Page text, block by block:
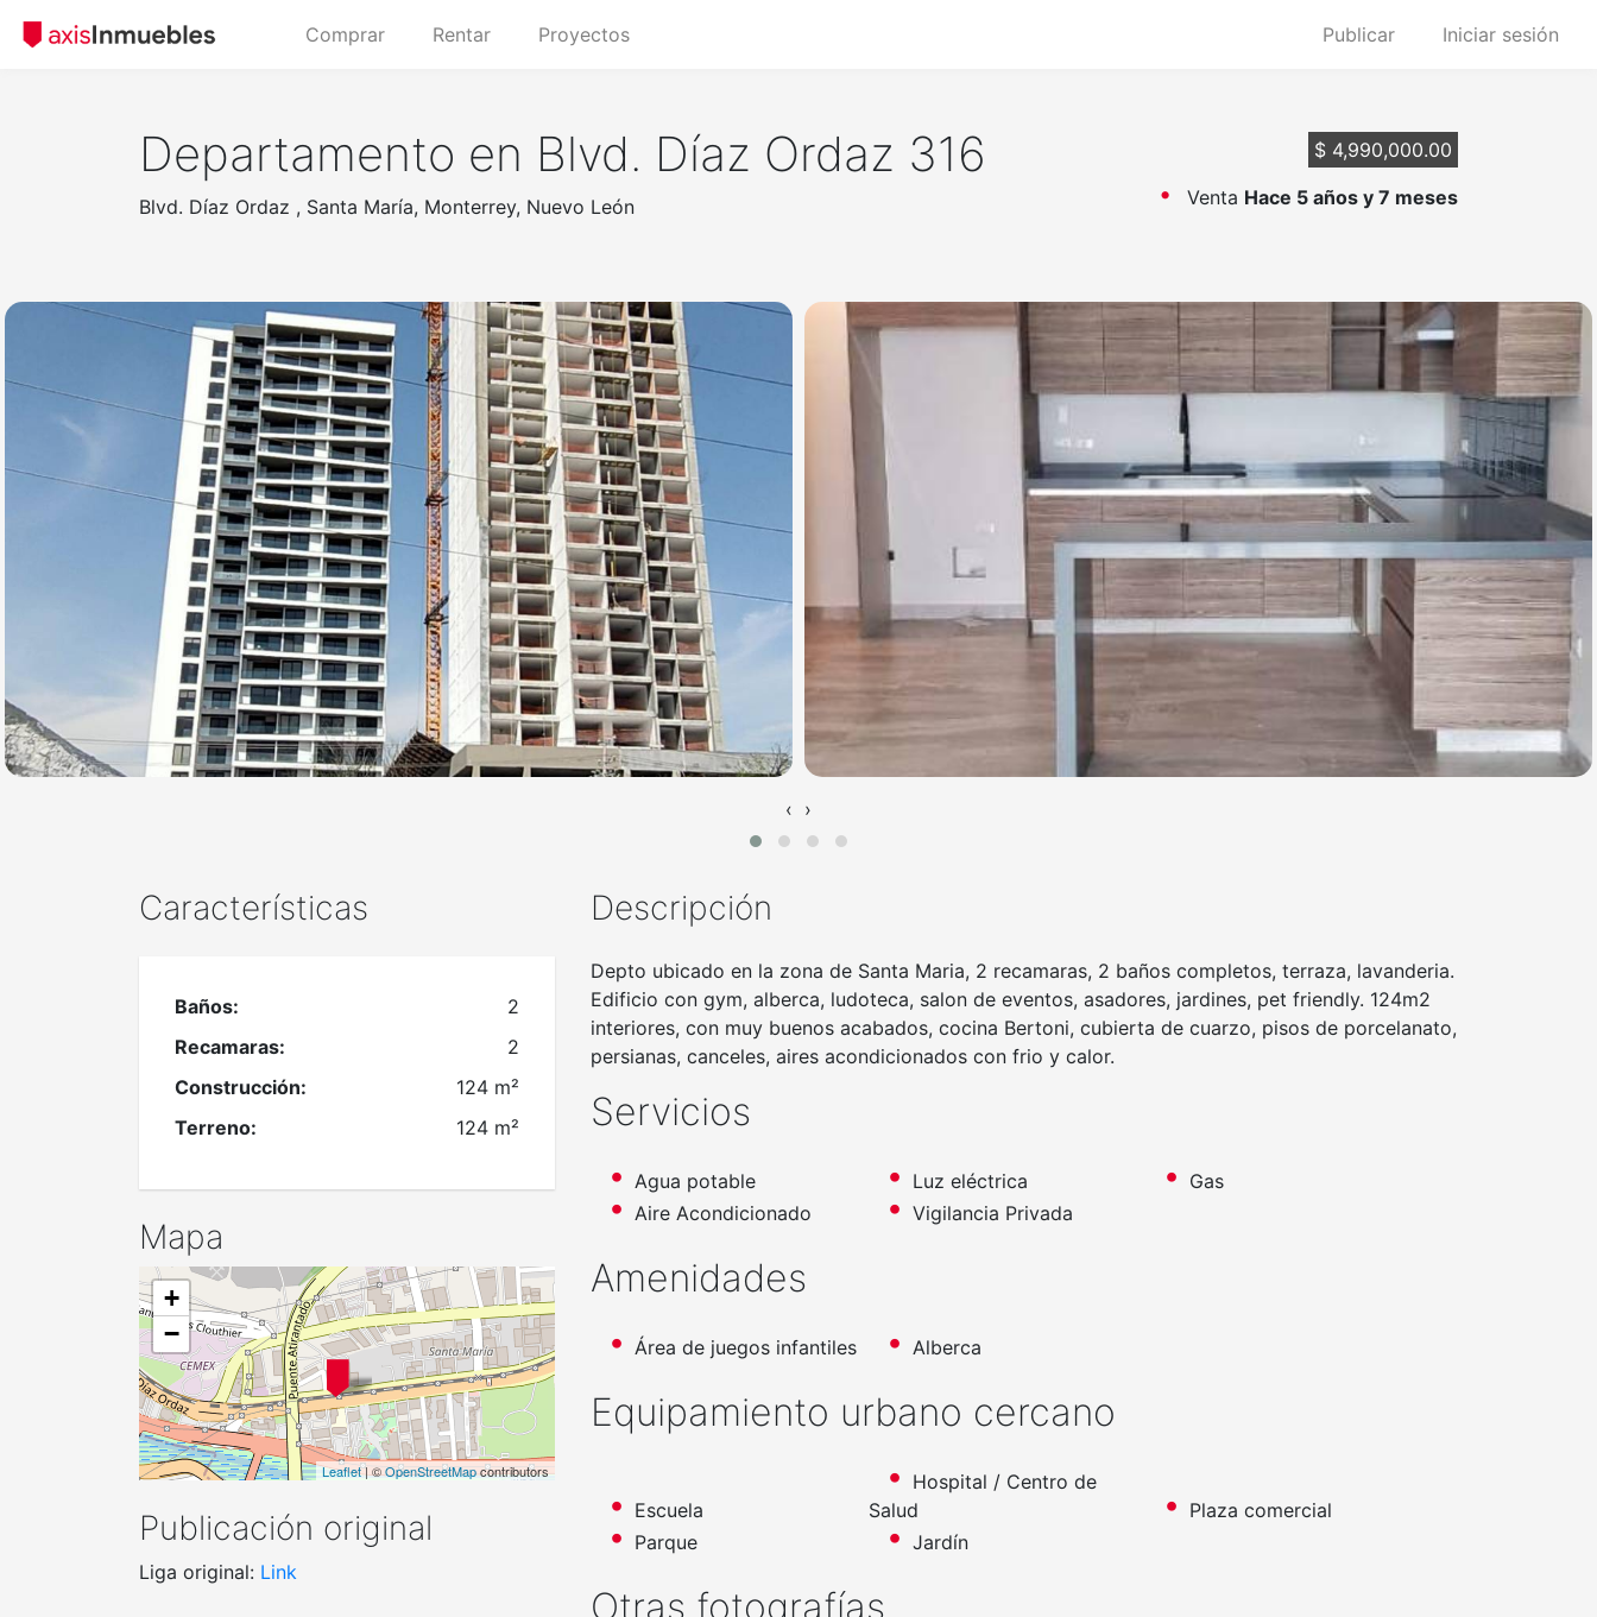
Comprar Rentar Proyectos Publicar Iniciar sesión
Departamento en Blvd. Díaz Ordaz 316
Blvd. Díaz Ordaz , Santa María, Monterrey, Nuevo León
$ 4,990,000.00
Venta Hace 5 años y 7 meses
‹ ›
Características
Baños:
2
Recamaras:
2
Construcción:
124 m²
Terreno:
124 m²
Mapa
+
−
Leaflet| ©OpenStreetMapcontributors
Publicación original
Liga original: Link
Descripción
Depto ubicado en la zona de Santa Maria, 2 recamaras, 2 baños completos, terraza, lavanderia.
Edificio con gym, alberca, ludoteca, salon de eventos, asadores, jardines, pet friendly. 124m2
interiores, con muy buenos acabados, cocina Bertoni, cubierta de cuarzo, pisos de porcelanato,
persianas, canceles, aires acondicionados con frio y calor.
Servicios
Agua potable Luz eléctrica
Gas
Aire Acondicionado
Vigilancia Privada
Amenidades
Área de juegos infantiles Alberca
Equipamiento urbano cercano
Escuela
Hospital / Centro de
Salud
Plaza comercial
Parque
Jardín
Otras fotografías